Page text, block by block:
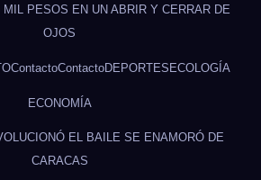
PESOS EN UN ABRIR Y CERRAR DE
OJOS
ContactoContactoDEPORTES ECOLOGÍA
ECONOMÍA
EL BAILE SE ENAMORÓ DE
CARACAS